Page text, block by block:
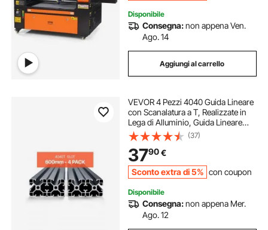
Disponibile
Consegna:non appena Ven.
Ago. 14
Aggiungi al carrello
VEVOR 4 Pezzi 4040 Guida Lineare
con Scanalatura a T, Realizzate in
Lega di Alluminio, Guida Lineare
Anodizzata Estruso ad Alta
Resistenza per Stampante,
Incisione Laser, Nero 600 mm
(37)
3790€
Sconto extra di 5% con coupon
Disponibile
Consegna:non appena Mer.
Ago. 12